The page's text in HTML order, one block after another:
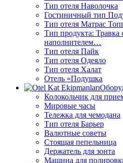
Тип отеля Наволочка
Гостиничный тип
Тип отеля Матрас
Тип продукта: Травка
наполнителем…
Тип отеля Пайк
Тип отеля Одеяло
Тип отеля Халат
Отель «Подушка
Колокольчик для
Мировые часы
Тележка для чемодана
Тип отеля Барьер
Валютные советы
Стоящая пепельница
Держатель для зонта
Машина для